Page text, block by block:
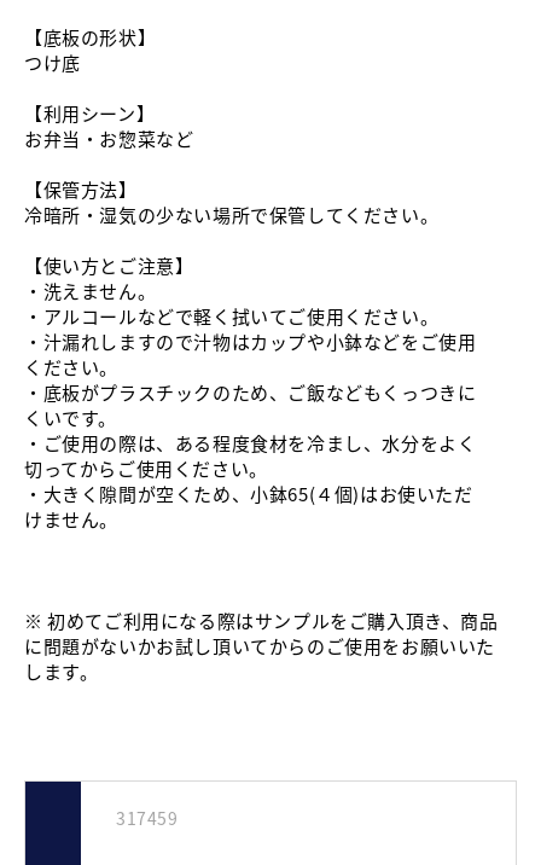
【底板の形状】
つけ底
【利用シーン】
お弁当・お惣菜など
【保管方法】
冷暗所・湿気の少ない場所で保管してください。
【使い方とご注意】
・洗えません。
・アルコールなどで軽く拭いてご使用ください。
・汁漏れしますので汁物はカップや小鉢などをご使用
ください。
・底板がプラスチックのため、ご飯などもくっつきに
くいです。
・ご使用の際は、ある程度食材を冷まし、水分をよく
切ってからご使用ください。
・大きく隙間が空くため、小鉢65(４個)はお使いただ
けません。
※ 初めてご利用になる際はサンプルをご購入頂き、商品
に問題がないかお試し頂いてからのご使用をお願いいた
します。
317459